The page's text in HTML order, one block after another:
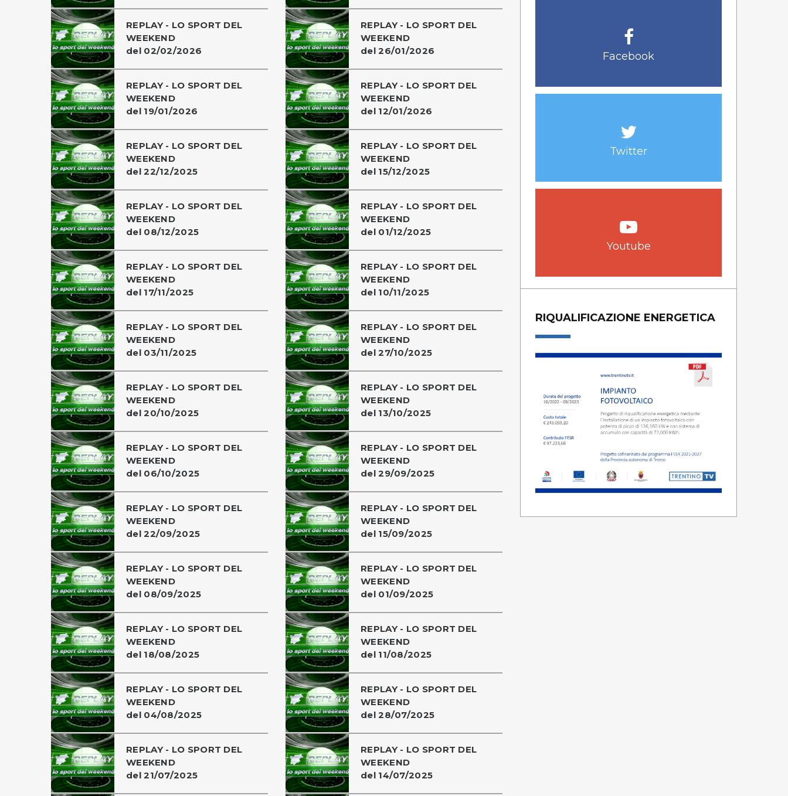
REPLAY - LO SPORT DEL
WEEKEND
del 02/02/2026
REPLAY - LO SPORT DEL
WEEKEND
del 26/01/2026
REPLAY - LO SPORT DEL
WEEKEND
del 19/01/2026
REPLAY - LO SPORT DEL
WEEKEND
del 12/01/2026
REPLAY - LO SPORT DEL
WEEKEND
del 22/12/2025
REPLAY - LO SPORT DEL
WEEKEND
del 15/12/2025
REPLAY - LO SPORT DEL
WEEKEND
del 08/12/2025
REPLAY - LO SPORT DEL
WEEKEND
del 01/12/2025
REPLAY - LO SPORT DEL
WEEKEND
del 17/11/2025
REPLAY - LO SPORT DEL
WEEKEND
del 10/11/2025
REPLAY - LO SPORT DEL
WEEKEND
del 03/11/2025
REPLAY - LO SPORT DEL
WEEKEND
del 27/10/2025
REPLAY - LO SPORT DEL
WEEKEND
del 20/10/2025
REPLAY - LO SPORT DEL
WEEKEND
del 13/10/2025
REPLAY - LO SPORT DEL
WEEKEND
del 06/10/2025
REPLAY - LO SPORT DEL
WEEKEND
del 29/09/2025
REPLAY - LO SPORT DEL
WEEKEND
del 22/09/2025
REPLAY - LO SPORT DEL
WEEKEND
del 15/09/2025
REPLAY - LO SPORT DEL
WEEKEND
del 08/09/2025
REPLAY - LO SPORT DEL
WEEKEND
del 01/09/2025
REPLAY - LO SPORT DEL
WEEKEND
del 18/08/2025
REPLAY - LO SPORT DEL
WEEKEND
del 11/08/2025
REPLAY - LO SPORT DEL
WEEKEND
del 04/08/2025
REPLAY - LO SPORT DEL
WEEKEND
del 28/07/2025
REPLAY - LO SPORT DEL
WEEKEND
del 21/07/2025
REPLAY - LO SPORT DEL
WEEKEND
del 14/07/2025
Facebook
Twitter
Youtube
RIQUALIFICAZIONE ENERGETICA